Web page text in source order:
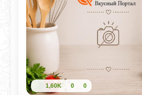
1,60K 0 0